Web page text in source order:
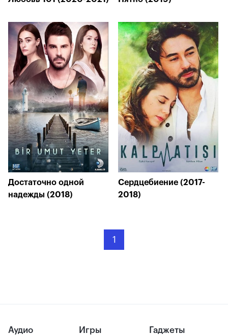
Достаточно одной
надежды (2018)
Сердцебиение (2017-
2018)
1
Аудио Игры Гаджеты